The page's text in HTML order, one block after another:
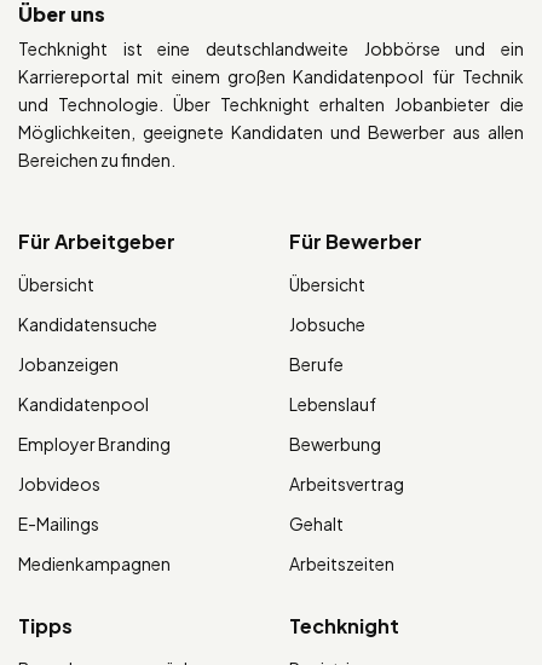
Über uns
Techknight ist eine deutschlandweite Jobbörse und ein
Karriereportal mit einem großen Kandidatenpool für Technik
und Technologie. Über Techknight erhalten Jobanbieter die
Möglichkeiten, geeignete Kandidaten und Bewerber aus allen
Bereichen zu finden.
Für Arbeitgeber
Übersicht
Kandidatensuche
Jobanzeigen
Kandidatenpool
Employer Branding
Jobvideos
E-Mailings
Medienkampagnen
Für Bewerber
Übersicht
Jobsuche
Berufe
Lebenslauf
Bewerbung
Arbeitsvertrag
Gehalt
Arbeitszeiten
Tipps Techknight